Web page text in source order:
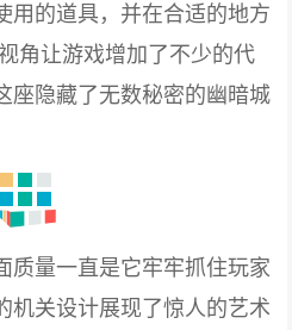
用的道具，并在合适的地方
角让游戏增加了不少的代
座隐藏了无数秘密的幽暗城
质量一直是它牢牢抓住玩家
机关设计展现了惊人的艺术